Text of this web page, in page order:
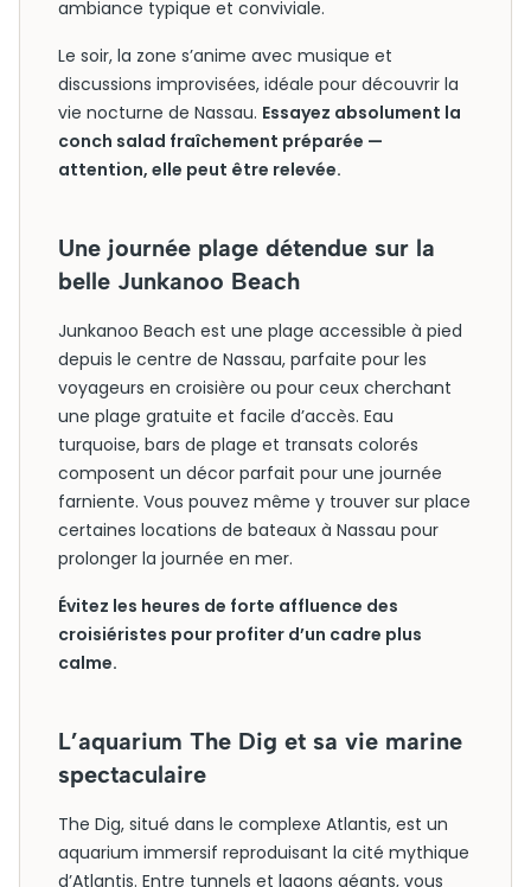
ambiance typique et conviviale.
Le soir, la zone s’anime avec musique et
discussions improvisées, idéale pour découvrir la
vie nocturne de Nassau. Essayez absolument la
conch salad fraîchement préparée —
attention, elle peut être relevée.
Une journée plage détendue sur la
belle Junkanoo Beach
Junkanoo Beach est une plage accessible à pied
depuis le centre de Nassau, parfaite pour les
voyageurs en croisière ou pour ceux cherchant
une plage gratuite et facile d’accès. Eau
turquoise, bars de plage et transats colorés
composent un décor parfait pour une journée
farniente. Vous pouvez même y trouver sur place
certaines locations de bateaux à Nassau pour
prolonger la journée en mer.
Évitez les heures de forte affluence des
croisiéristes pour profiter d’un cadre plus
calme.
L’aquarium The Dig et sa vie marine
spectaculaire
The Dig, situé dans le complexe Atlantis, est un
aquarium immersif reproduisant la cité mythique
d’Atlantis. Entre tunnels et lagons géants, vous